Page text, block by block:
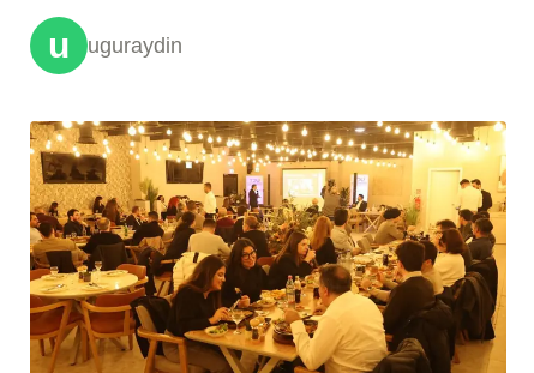
u uguraydin